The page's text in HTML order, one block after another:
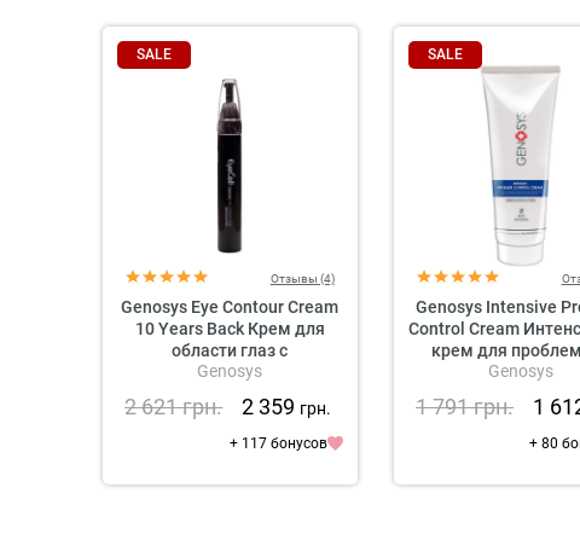
SALE
Отзывы (4)
Genosys Eye Contour Cream
10 Years Back Крем для
области глаз с
растительными
Genosys
2 621грн. 2 359 грн.
+ 117 бонусов
SALE
Genosys Intensive
Control Cream
крем для
кожи
Genosys
1 791грн. 1
+ 80